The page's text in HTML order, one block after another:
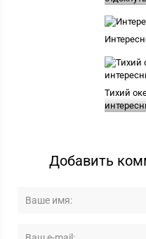
Тихий
Добавить